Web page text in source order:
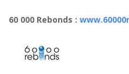
60 000 Rebonds :